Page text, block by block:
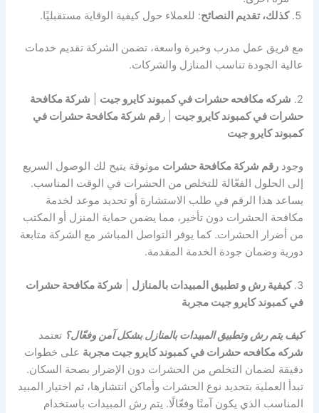
كذلك، تقديم النصائح: للعملاء حول كيفية الوقاية مستقبليًا.
مع فريق عمل مدرب وخبرة واسعة، تضمن الشركة تقديم خدمات
عالية الجودة تناسب المنازل والشركات.
2. شركه مكافحه حشرات في كمبوند كايرو جيت
شركة مكافحة
حشرات في كمبوند كايرو جيت | رقم شركة مكافحة حشرات في
كمبوند كايرو جيت
وجودرقم شركة مكافحة حشرات موثوقة يتيح لك الوصول السريع
إلى الحلول الفعّالة للتخلص من الحشرات في الوقت المناسب.
يساعد هذا الرقم في طلب الاستشارة أو تحديد موعد لخدمة
مكافحة الحشرات دون تأخير، مما يضمن حماية المنزل أو المكتب
من أضرار الحشرات. كما يوفر التواصل المباشر مع الشركة متابعة
دورية وضمان جودة الخدمة المقدمة.
3. كيفية رش و تطبيق المبيدات بالمنازل
شركة مكافحة حشرات
في كمبوند كايرو جيت مجربة
كيف يتم رش وتطبيق المبيدات بالمنازل بشكل آمن وفعّال؟ تعتمد
شركه مكافحه حشرات في كمبوند كايرو جيت مجربة على خطوات
دقيقة لضمان التخلص من الحشرات دون الإضرار بصحة السكان.
تبدأ العملية بتحديد نوع الحشرات وأماكن انتشارها، ثم اختيار المبيد
المناسب الذي يكون آمنًا وفعّالًا. يتم رش المبيدات باستخدام